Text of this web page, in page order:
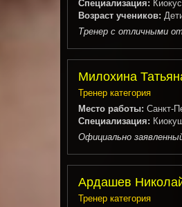
Специализация:
Возраст учеников:
Тренер с отличными
Милохина
Тренер категория
Место работы: Санкт-
Специализация:
Официально
Ардашев
Тренер категория